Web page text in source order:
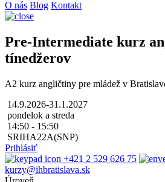
O nás Blog Kontakt
Pre-Intermediate kurz
tínedžerov
A2 kurz angličtiny pre mládež v
14.9.2026-31.1.2027
pondelok a streda
14:50 - 15:50
SRIHA22A(SNP)
Prihlásiť
+421 2 529 626 75
kurzy@ihbratislava.sk